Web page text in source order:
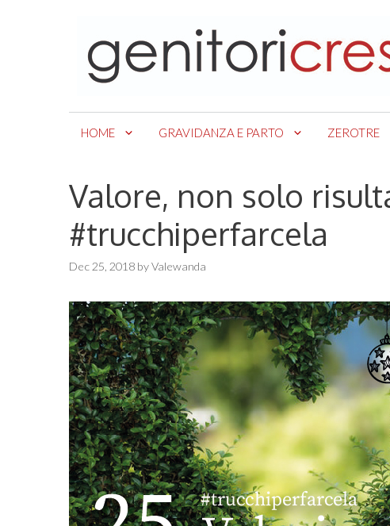
HOME GRAVIDANZA E PARTO ZEROTRE
Valore, non solo
#trucchiperfarcela
Dec 25, 2018 byValewanda